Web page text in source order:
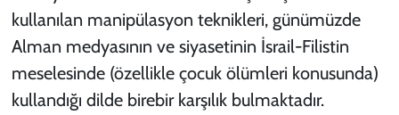
kullanılan manipülasyon teknikleri, günümüzde
Alman medyasının ve siyasetinin İsrail-Filistin
meselesinde (özellikle çocuk ölümleri konusunda)
kullandığı dilde birebir karşılık bulmaktadır.